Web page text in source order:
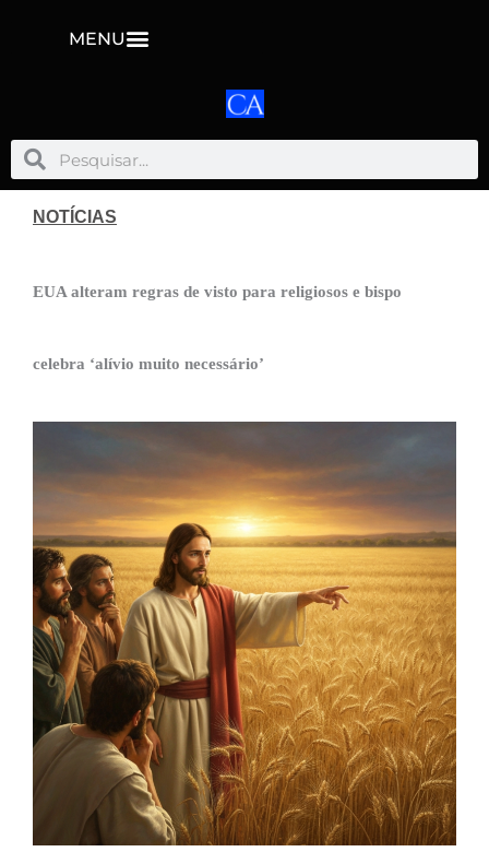
MENU
PesquisarPesquisar
NOTÍCIAS
EUA alteram regras de visto para religiosos e bispo
celebra ‘alívio muito necessário’